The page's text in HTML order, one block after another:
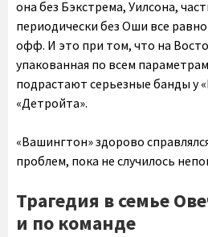
она без Бэкстрема, Уилсона,
периодически без Оши все
офф. И это при том, что на
упакованная по всем
подрастают серьезные банды у
«Детройта».
«Вашингтон» здорово
проблем, пока не случилось
Трагедия в семье
и по команде